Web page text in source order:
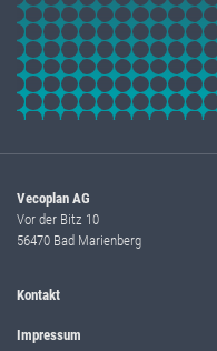
Vecoplan AG
Vor der Bitz 10
56470 Bad Marienberg
Kontakt
Impressum